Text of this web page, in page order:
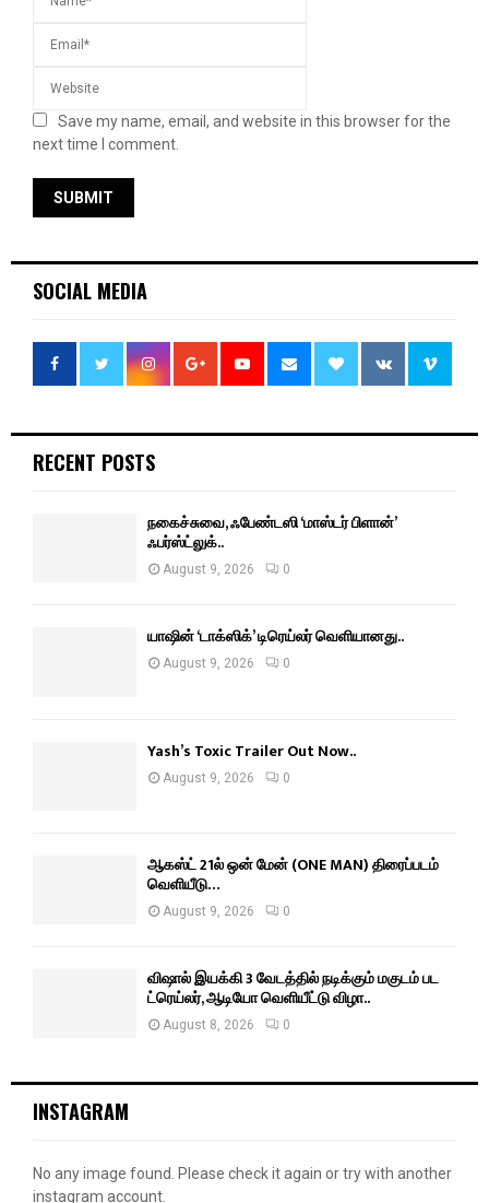
Save my name, email, and website in this browser for the
next time I comment.
SOCIAL MEDIA
RECENT POSTS
நகைச்சுவை, ஃபேண்டஸி ‘மாஸ்டர் பிளான்’
ஃபர்ஸ்ட்லுக்..
August 9, 2026 0
யாஷின் ‘டாக்ஸிக்’ டிரெய்லர் வெளியானது..
August 9, 2026 0
Yash’s Toxic Trailer Out Now..
August 9, 2026 0
ஆகஸ்ட் 21ல் ஒன் மேன் (ONE MAN) திரைப்படம்
வெளியீடு…
August 9, 2026 0
விஷால் இயக்கி 3 வேடத்தில் நடிக்கும் மகுடம் பட
ட்ரெய்லர், ஆடியோ வெளியீட்டு விழா..
August 8, 2026 0
INSTAGRAM
No any image found. Please check it again or try with another
instagram account.